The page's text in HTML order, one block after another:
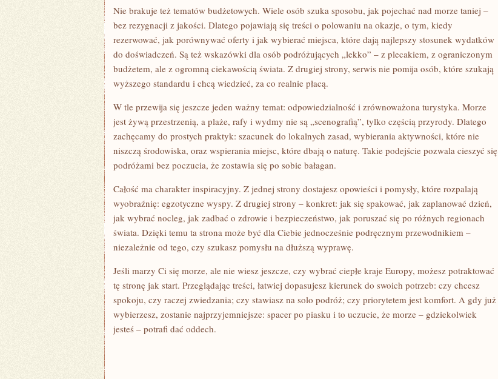
Nie brakuje też tematów budżetowych. Wiele osób szuka sposobu, jak pojechać nad morze taniej –
bez rezygnacji z jakości. Dlatego pojawiają się treści o polowaniu na okazje, o tym, kiedy
rezerwować, jak porównywać oferty i jak wybierać miejsca, które dają najlepszy stosunek wydatków
do doświadczeń. Są też wskazówki dla osób podróżujących „lekko” – z plecakiem, z ograniczonym
budżetem, ale z ogromną ciekawością świata. Z drugiej strony, serwis nie pomija osób, które szukają
wyższego standardu i chcą wiedzieć, za co realnie płacą.
W tle przewija się jeszcze jeden ważny temat: odpowiedzialność i zrównoważona turystyka. Morze
jest żywą przestrzenią, a plaże, rafy i wydmy nie są „scenografią”, tylko częścią przyrody. Dlatego
zachęcamy do prostych praktyk: szacunek do lokalnych zasad, wybierania aktywności, które nie
niszczą środowiska, oraz wspierania miejsc, które dbają o naturę. Takie podejście pozwala cieszyć się
podróżami bez poczucia, że zostawia się po sobie bałagan.
Całość ma charakter inspiracyjny. Z jednej strony dostajesz opowieści i pomysły, które rozpalają
wyobraźnię: egzotyczne wyspy. Z drugiej strony – konkret: jak się spakować, jak zaplanować dzień,
jak wybrać nocleg, jak zadbać o zdrowie i bezpieczeństwo, jak poruszać się po różnych regionach
świata. Dzięki temu ta strona może być dla Ciebie jednocześnie podręcznym przewodnikiem –
niezależnie od tego, czy szukasz pomysłu na dłuższą wyprawę.
Jeśli marzy Ci się morze, ale nie wiesz jeszcze, czy wybrać ciepłe kraje Europy, możesz potraktować
tę stronę jak start. Przeglądając treści, łatwiej dopasujesz kierunek do swoich potrzeb: czy chcesz
spokoju, czy raczej zwiedzania; czy stawiasz na solo podróż; czy priorytetem jest komfort. A gdy już
wybierzesz, zostanie najprzyjemniejsze: spacer po piasku i to uczucie, że morze – gdziekolwiek
jesteś – potrafi dać oddech.